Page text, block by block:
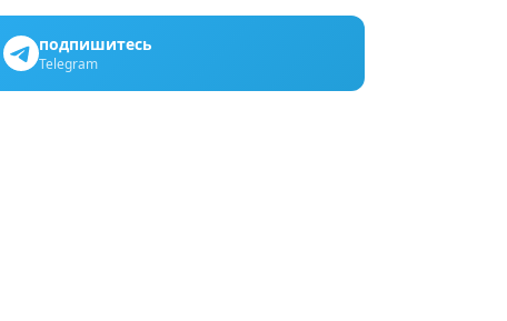
подпишитесь
Telegram